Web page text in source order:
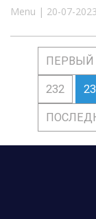
Menu | 20-07-
ПЕРВЫЙ
232